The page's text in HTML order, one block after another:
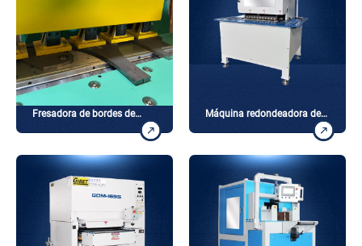
Fresadora de bordes de
Máquina redondeadora de